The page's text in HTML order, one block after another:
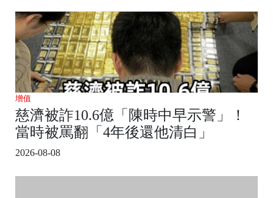
增值
慈濟被詐10.6億「陳時中早示警」！
當時被罵翻「4年後還他清白」
2026-08-08